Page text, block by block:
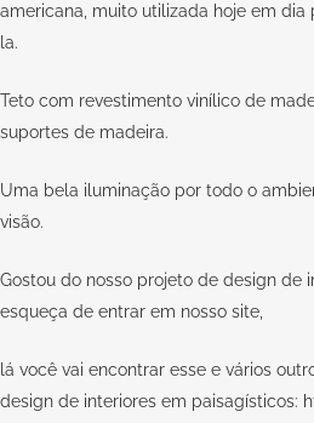
americana, muito utilizada hoje em
la.
Teto com revestimento vinílico de
suportes de madeira.
Uma bela iluminação por todo o
visão.
Gostou do nosso projeto de design de
esqueça de entrar em nosso site,
lá você vai encontrar esse e vários
design de interiores em paisagísticos: